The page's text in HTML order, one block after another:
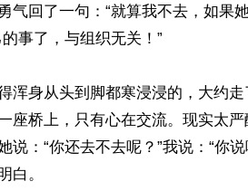
气回了一句：“就算我不去，如果
事了，与组织无关！”
浑身从头到脚都寒浸浸的，大约
座桥上，只有心在交流。现实太
说：“你还去不去呢？”我说：“你
白。